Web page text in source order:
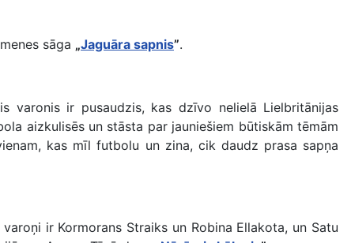
sāga „Jaguāra sapnis”.
varonis ir pusaudzis, kas dzīvo nelielā Lielbritānijas
aizkulisēs un stāsta par jauniešiem būtiskām tēmām
kas mīl futbolu un zina, cik daudz prasa sapņa
ir Kormorans Straiks un Robina Ellakota, un Satu